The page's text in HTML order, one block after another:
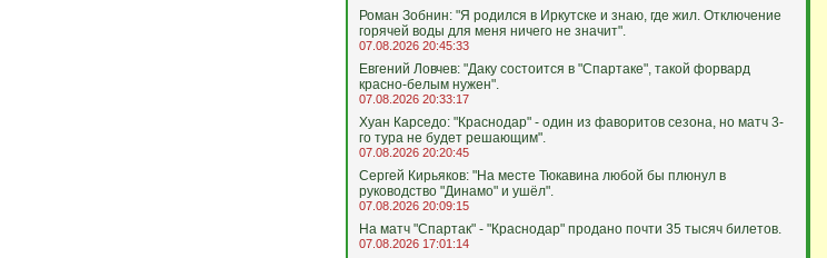
Роман Зобнин: "Я родился в Иркутске и знаю, где жил. Отключение
горячей воды для меня ничего не значит".
07.08.2026 20:45:33
Евгений Ловчев: "Даку состоится в "Спартаке", такой форвард
красно-белым нужен".
07.08.2026 20:33:17
Хуан Карседо: "Краснодар" - один из фаворитов сезона, но матч 3-
го тура не будет решающим".
07.08.2026 20:20:45
Сергей Кирьяков: "На месте Тюкавина любой бы плюнул в
руководство "Динамо" и ушёл".
07.08.2026 20:09:15
На матч "Спартак" - "Краснодар" продано почти 35 тысяч билетов.
07.08.2026 17:01:14